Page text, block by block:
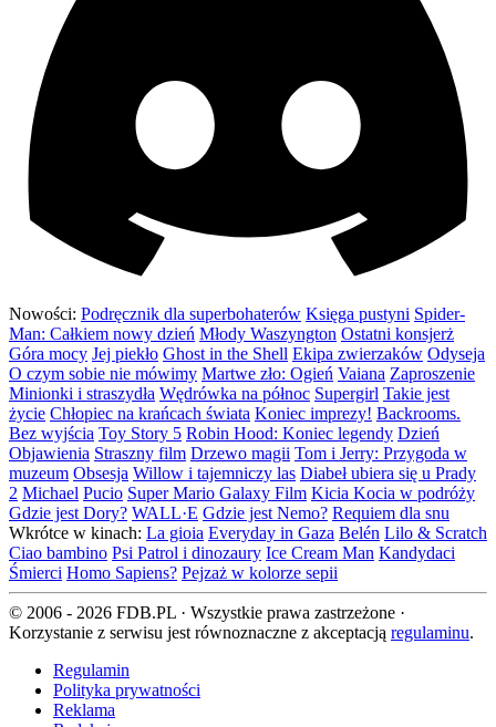
Nowości: Podręcznik dla superbohaterów Księga pustyni Spider-
Man: Całkiem nowy dzień Młody Waszyngton Ostatni konsjerż
Góra mocy Jej piekło Ghost in the Shell Ekipa zwierzaków Odyseja
O czym sobie nie mówimy Martwe zło: Ogień Vaiana Zaproszenie
Minionki i straszydła Wędrówka na północ Supergirl Takie jest
życie Chłopiec na krańcach świata Koniec imprezy! Backrooms.
Bez wyjścia Toy Story 5 Robin Hood: Koniec legendy Dzień
Objawienia Straszny film Drzewo magii Tom i Jerry: Przygoda w
muzeum Obsesja Willow i tajemniczy las Diabeł ubiera się u Prady
2 Michael Pucio Super Mario Galaxy Film Kicia Kocia w podróży
Gdzie jest Dory? WALL·E Gdzie jest Nemo? Requiem dla snu
Wkrótce w kinach: La gioia Everyday in Gaza Belén Lilo & Scratch
Ciao bambino Psi Patrol i dinozaury Ice Cream Man Kandydaci
Śmierci Homo Sapiens? Pejzaż w kolorze sepii
© 2006 - 2026 FDB.PL · Wszystkie prawa zastrzeżone ·
Korzystanie z serwisu jest równoznaczne z akceptacją regulaminu.
Regulamin
Polityka prywatności
Reklama